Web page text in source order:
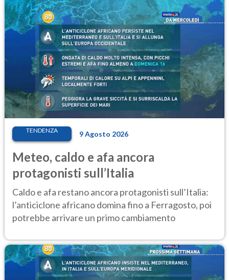
TENDENZA 9 Agosto 2026
Meteo, caldo e afa ancora
protagonisti sull’Italia
Caldo e afa restano ancora protagonisti sull’Italia:
l’anticiclone africano domina fino a Ferragosto, poi
potrebbe arrivare un primo cambiamento